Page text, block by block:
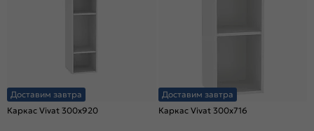
Доставим завтра
Каркас Vivat 300x920
Доставим завтра
Каркас Vivat 300x716